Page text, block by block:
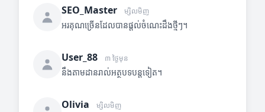
SEO_Master ម្សិលមិញ
អរគុណច្រើនដែលបានផ្តល់ចំណេះដឹងថ្មីៗ។
User_88 ៣ ថ្ងៃមុន
នឹងតាមដានរាល់អត្ថបទបន្តទៀត។
Olivia ម្សិលមិញ